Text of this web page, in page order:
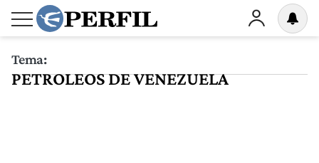
Tema:
PETROLEOS DE VENEZUELA